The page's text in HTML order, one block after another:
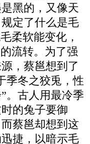
黑的，又像天
定了什么是毛
柔软能变化，
流转。为了强
，蔡邕想到了
季冬之狡兎，性
。古人用最冷季
的兔子要御
蔡邕却想到这
捷，以暗示毛